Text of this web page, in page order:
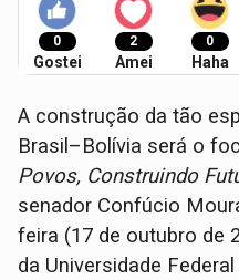
0
Gostei
2
Amei
0
Haha
A construção da tão
Brasil–Bolívia será o
Povos, Construindo
senador Confúcio
feira (17 de outubro de
da Universidade